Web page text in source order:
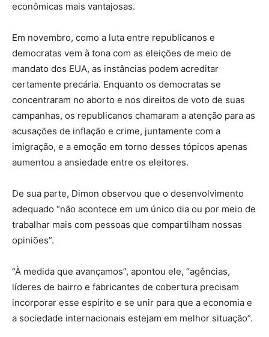
econômicas mais vantajosas.
Em novembro, como a luta entre republicanos e
democratas vem à tona com as eleições de meio de
mandato dos EUA, as instâncias podem acreditar
certamente precária. Enquanto os democratas se
concentraram no aborto e nos direitos de voto de suas
campanhas, os republicanos chamaram a atenção para as
acusações de inflação e crime, juntamente com a
imigração, e a emoção em torno desses tópicos apenas
aumentou a ansiedade entre os eleitores.
De sua parte, Dimon observou que o desenvolvimento
adequado “não acontece em um único dia ou por meio de
trabalhar mais com pessoas que compartilham nossas
opiniões”.
“À medida que avançamos”, apontou ele, “agências,
líderes de bairro e fabricantes de cobertura precisam
incorporar esse espírito e se unir para que a economia e
a sociedade internacionais estejam em melhor situação”.